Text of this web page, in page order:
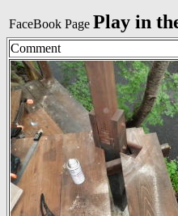
FaceBook Page Play in
Comment